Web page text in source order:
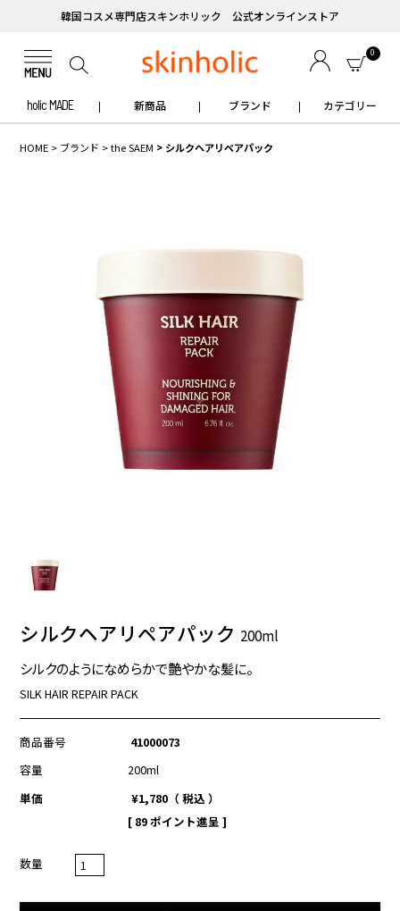
韓国コスメ専門店スキンホリック 公式オンラインストア
0
holic MADE 新商品 ブランド カテゴリー
HOME ブランド the SAEM シルクヘアリペアパック
シルクヘアリペアパック 200ml
シルクのようになめらかで艶やかな髪に。
SILK HAIR REPAIR PACK
商品番号
41000073
容量
200ml
単価
¥1,780
税込
[ 89ポイント進呈 ]
✧